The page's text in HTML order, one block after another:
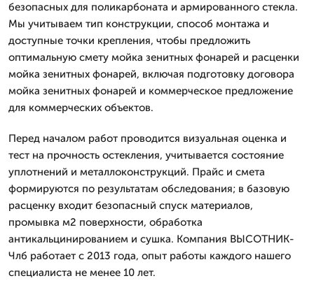
безопасных для поликарбоната и армированного стекла.
Мы учитываем тип конструкции, способ монтажа и
доступные точки крепления, чтобы предложить
оптимальную смету мойка зенитных фонарей и расценки
мойка зенитных фонарей, включая подготовку договора
мойка зенитных фонарей и коммерческое предложение
для коммерческих объектов.
Перед началом работ проводится визуальная оценка и
тест на прочность остекления, учитывается состояние
уплотнений и металлоконструкций. Прайс и смета
формируются по результатам обследования; в базовую
расценку входит безопасный спуск материалов,
промывка м2 поверхности, обработка
антикальцинированием и сушка. Компания ВЫСОТНИК-
Члб работает с 2013 года, опыт работы каждого нашего
специалиста не менее 10 лет.